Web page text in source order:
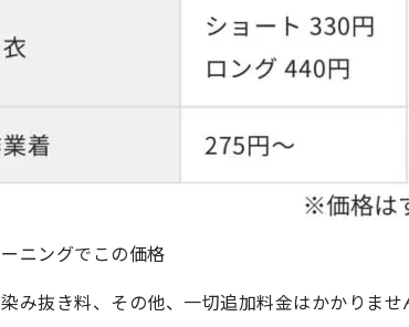
ニングでこの価格
み抜き料、その他、一切追加料金はかかりませ